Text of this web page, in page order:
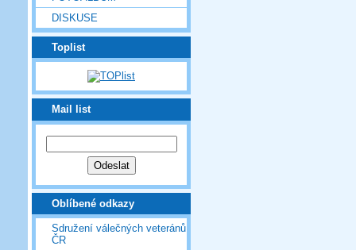
DISKUSE
Toplist
Mail list
Oblíbené odkazy
Sdružení válečných veteránů
ČR